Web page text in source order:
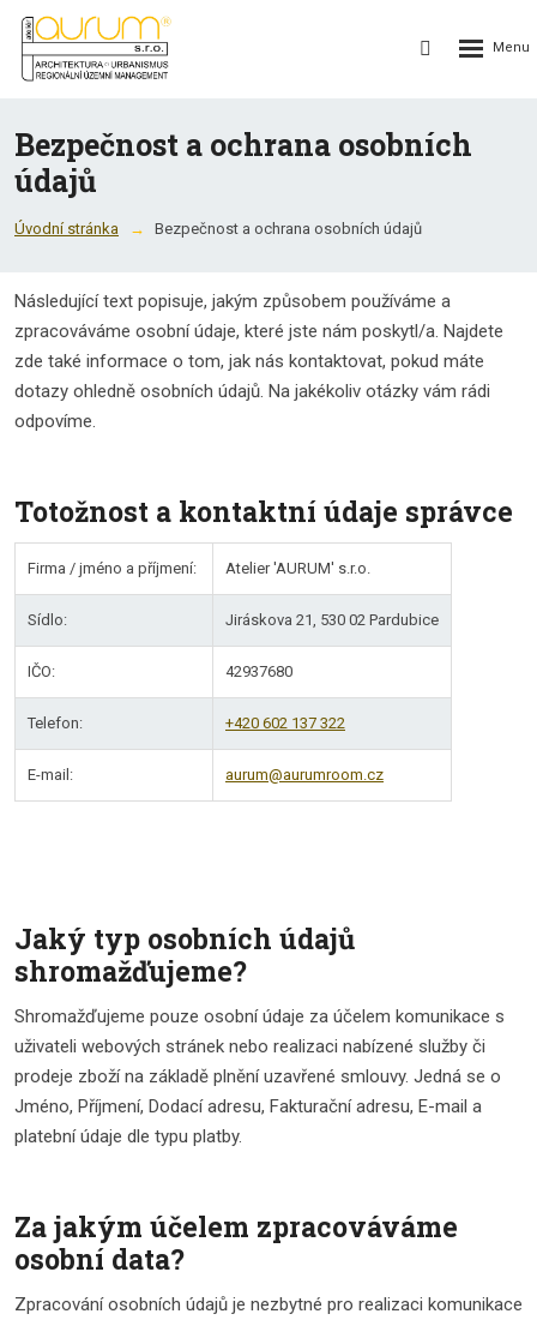
Vyhledávání
Rozbalení
Bezpečnost a ochrana osobních
údajů
Úvodní stránka Bezpečnost a ochrana osobních údajů
Následující text popisuje, jakým způsobem používáme a
zpracováváme osobní údaje, které jste nám poskytl/a. Najdete
zde také informace o tom, jak nás kontaktovat, pokud máte
dotazy ohledně osobních údajů. Na jakékoliv otázky vám rádi
odpovíme.
Totožnost a kontaktní údaje správce
Firma / jméno a příjmení: Atelier 'AURUM' s.r.o.
Sídlo: Jiráskova 21, 530 02 Pardubice
IČO: 42937680
Telefon: +420 602 137 322
E-mail: aurum@aurumroom.cz
Jaký typ osobních údajů
shromažďujeme?
Shromažďujeme pouze osobní údaje za účelem komunikace s
uživateli webových stránek nebo realizaci nabízené služby či
prodeje zboží na základě plnění uzavřené smlouvy. Jedná se o
Jméno, Příjmení, Dodací adresu, Fakturační adresu, E-mail a
platební údaje dle typu platby.
Za jakým účelem zpracováváme
osobní data?
Zpracování osobních údajů je nezbytné pro realizaci komunikace